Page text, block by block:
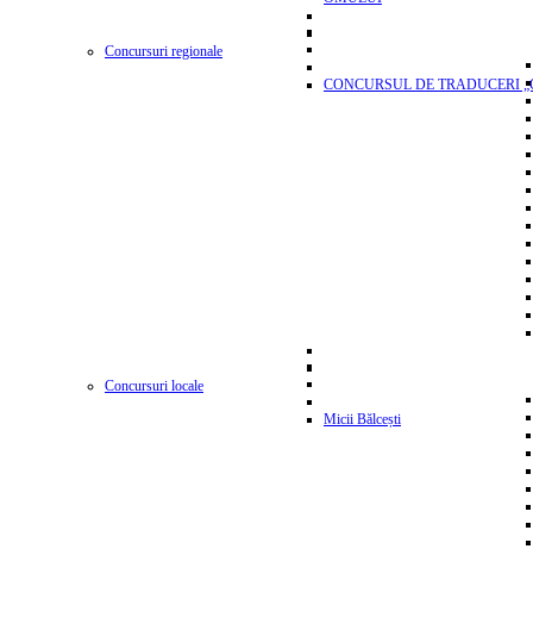
Concursuri regionale
CONCURSUL DE TRADUCERI
Concursuri locale
Micii Bălcești